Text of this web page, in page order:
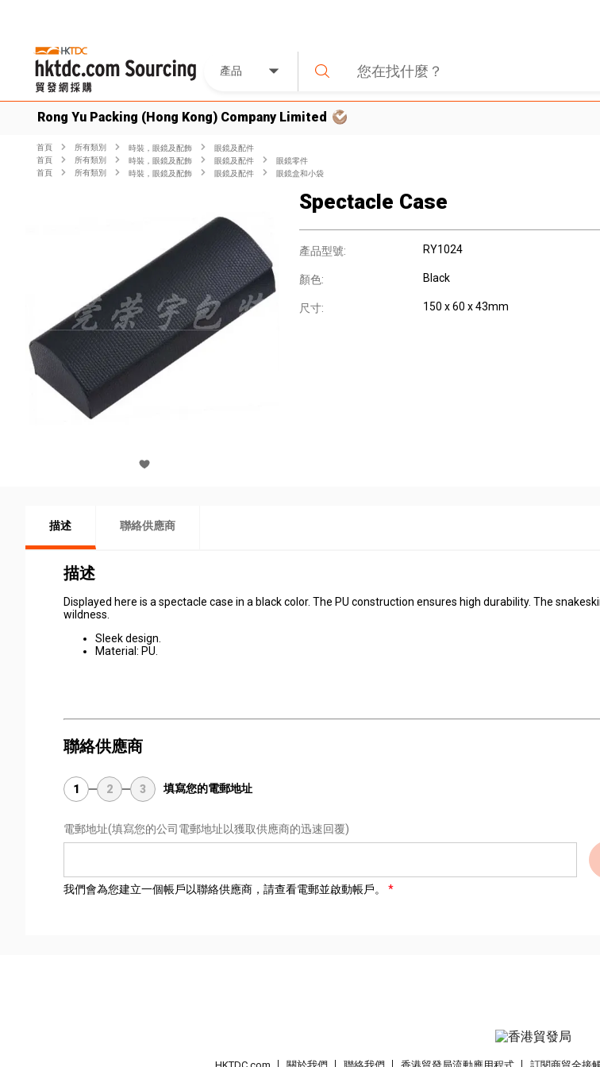
產品
Rong Yu Packing (Hong Kong) Company Limited
首頁 所有類別 時裝，眼鏡及配飾
眼鏡及配件
首頁
所有類別 時裝，眼鏡及配飾 眼鏡及配件
眼鏡零件
首頁
所有類別 時裝，眼鏡及配飾 眼鏡及配件 眼鏡盒和小袋
Spectacle Case
產品型號: RY1024
顏色: Black
尺寸: 150 x 60 x 43mm
描述 聯絡供應商
描述
Displayed here is a spectacle case in a black color. The PU construction ensures high durability. The
wildness.
Sleek design.
Material: PU.
聯絡供應商
1 2 3 填寫您的電郵地址
電郵地址(填寫您的公司電郵地址以獲取供應商的迅速回覆)
我們會為您建立一個帳戶以聯絡供應商，請查看電郵並啟動帳戶。